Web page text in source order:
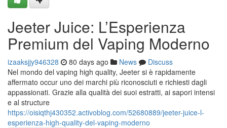
Jeeter Juice: L’Esperienza
Premium del Vaping Moderno
izaaksjjy946328 80 days ago News
Discuss
Nel mondo del vaping high quality, Jeeter si è rapidamente
affermato occur uno dei marchi più riconosciuti e richiesti dagli
appassionati. Grazie alla qualità dei suoi estratti, ai sapori intensi
e al structure
https://oisiqthj430352.activoblog.com/52680889/jeeter-juice-l-
esperienza-high-quality-del-vaping-moderno